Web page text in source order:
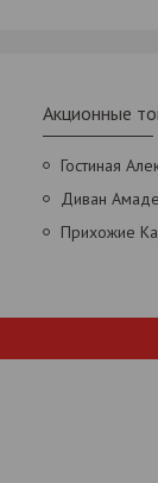
Акционные
Гостиная
Диван
Прихожие